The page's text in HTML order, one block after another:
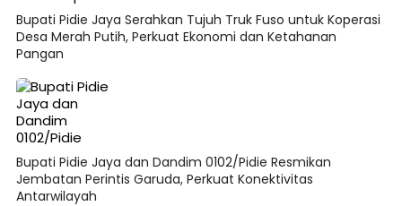
Bupati Pidie Jaya Serahkan Tujuh Truk Fuso untuk Koperasi
Desa Merah Putih, Perkuat Ekonomi dan Ketahanan
Pangan
Bupati Pidie Jaya dan Dandim 0102/Pidie Resmikan
Jembatan Perintis Garuda, Perkuat Konektivitas
Antarwilayah